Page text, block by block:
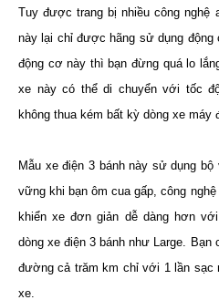
Tuy được trang bị nhiều công nghệ
này lại chỉ được hãng sử dụng
động cơ này thì bạn đừng quá lo
xe này có thể di chuyển với tốc
không thua kém bất kỳ dòng xe máy
Mẫu xe điện 3 bánh này sử dụng
vững khi bạn ôm cua gấp, công
khiển xe đơn giản dễ dàng hơn
dòng xe điện 3 bánh như Large. Bạn
đường cả trăm km chỉ với 1 lần sạc
xe.